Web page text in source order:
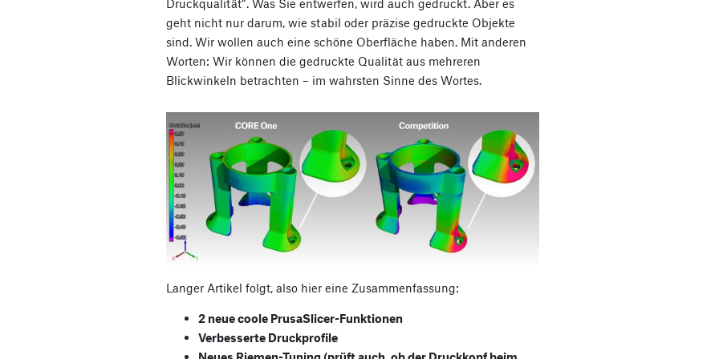
Druckqualität“. Was Sie entwerfen, wird auch gedruckt. Aber es
geht nicht nur darum, wie stabil oder präzise gedruckte Objekte
sind. Wir wollen auch eine schöne Oberfläche haben. Mit anderen
Worten: Wir können die gedruckte Qualität aus mehreren
Blickwinkeln betrachten – im wahrsten Sinne des Wortes.
Langer Artikel folgt, also hier eine Zusammenfassung:
2 neue coole PrusaSlicer-Funktionen
Verbesserte Druckprofile